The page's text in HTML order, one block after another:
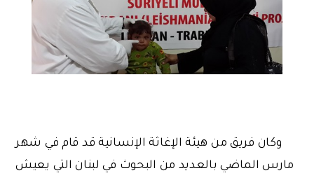
وكان فريق من هيئة الإغاثة الإنسانية قد قام في شهر
مارس الماضي بالعديد من البحوث في لبنان التي يعيش